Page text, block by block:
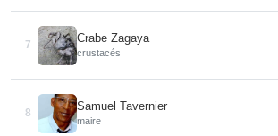
7
Crabe Zagaya
crustacés
8
Samuel Tavernier
maire